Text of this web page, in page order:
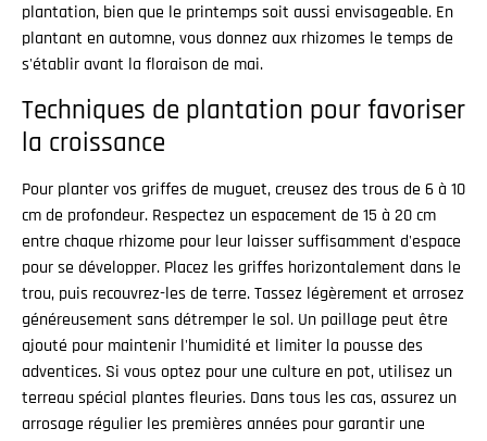
plantation, bien que le printemps soit aussi envisageable. En
plantant en automne, vous donnez aux rhizomes le temps de
s'établir avant la floraison de mai.
Techniques de plantation pour favoriser
la croissance
Pour planter vos griffes de muguet, creusez des trous de 6 à 10
cm de profondeur. Respectez un espacement de 15 à 20 cm
entre chaque rhizome pour leur laisser suffisamment d'espace
pour se développer. Placez les griffes horizontalement dans le
trou, puis recouvrez-les de terre. Tassez légèrement et arrosez
généreusement sans détremper le sol. Un paillage peut être
ajouté pour maintenir l'humidité et limiter la pousse des
adventices. Si vous optez pour une culture en pot, utilisez un
terreau spécial plantes fleuries. Dans tous les cas, assurez un
arrosage régulier les premières années pour garantir une